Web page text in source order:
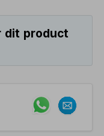
dit product